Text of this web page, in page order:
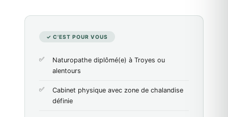
✓ C'EST POUR VOUS
Naturopathe diplômé(e) à Troyes ou
alentours
Cabinet physique avec zone de chalandise
définie